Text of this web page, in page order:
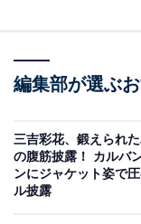
編集部が選ぶ
三吉彩花、鍛えられ
の腹筋披露！ カルバ
ンにジャケット姿で
ル披露